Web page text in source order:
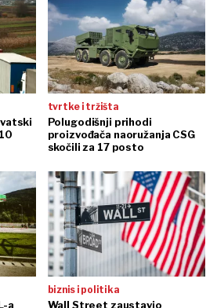
tvrtke i tržišta
Polugodišnji prihodi
proizvođača naoružanja CSG
skočili za 17 posto
a
biznis i politika
Wall Street zaustavio